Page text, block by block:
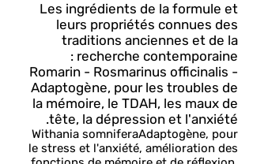
Les ingrédients de la formule et
leurs propriétés connues des
traditions anciennes et de la
recherche contemporaine :
Romarin - Rosmarinus officinalis -
Adaptogène, pour les troubles de
la mémoire, le TDAH, les maux de
tête, la dépression et l'anxiété.
Withania somniferaAdaptogène, pour
le stress et l'anxiété, amélioration des